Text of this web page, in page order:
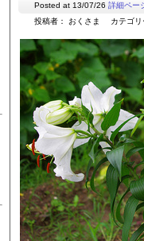
Posted at 13/07/26 詳細ペー
投稿者： おくさま カテゴ